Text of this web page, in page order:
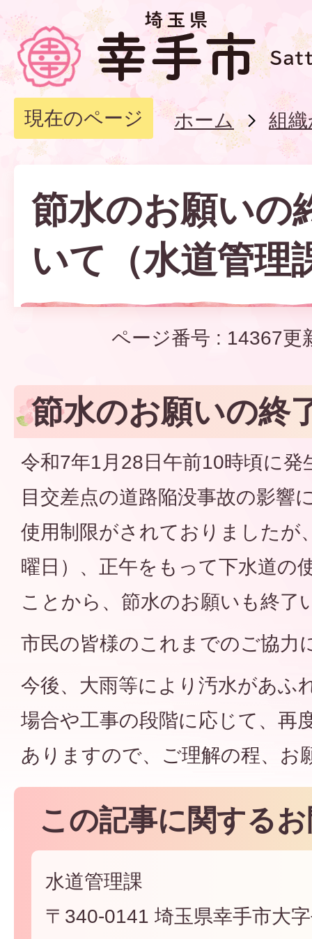
現在のページ ホーム 組
節水のお願いの
いて（水道管理
ページ番号 : 14367更
節水のお願いの終
令和7年1月28日午前10時頃に発
目交差点の道路陥没事故の影響
使用制限がされておりましたが
曜日）、正午をもって下水道の
ことから、節水のお願いも終了
市民の皆様のこれまでのご協力
今後、大雨等により汚水があふ
場合や工事の段階に応じて、再
ありますので、ご理解の程、お
この記事に関する
水道管理課
〒340-0141 埼玉県幸手市大